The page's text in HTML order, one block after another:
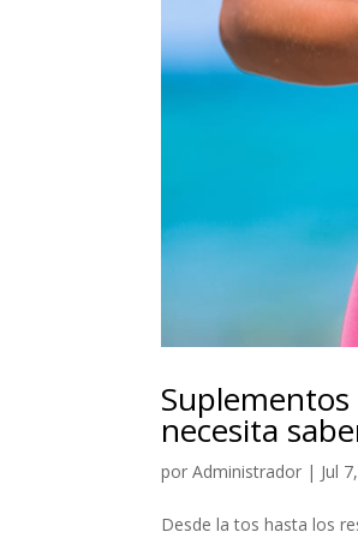
necesita
porAdministrador | Jul
Desde la tos hasta los